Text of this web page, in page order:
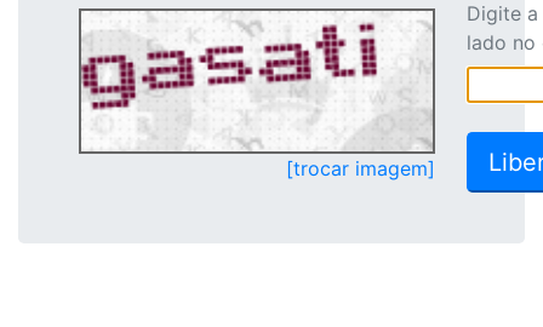
[trocar imagem]
Digite
lado no